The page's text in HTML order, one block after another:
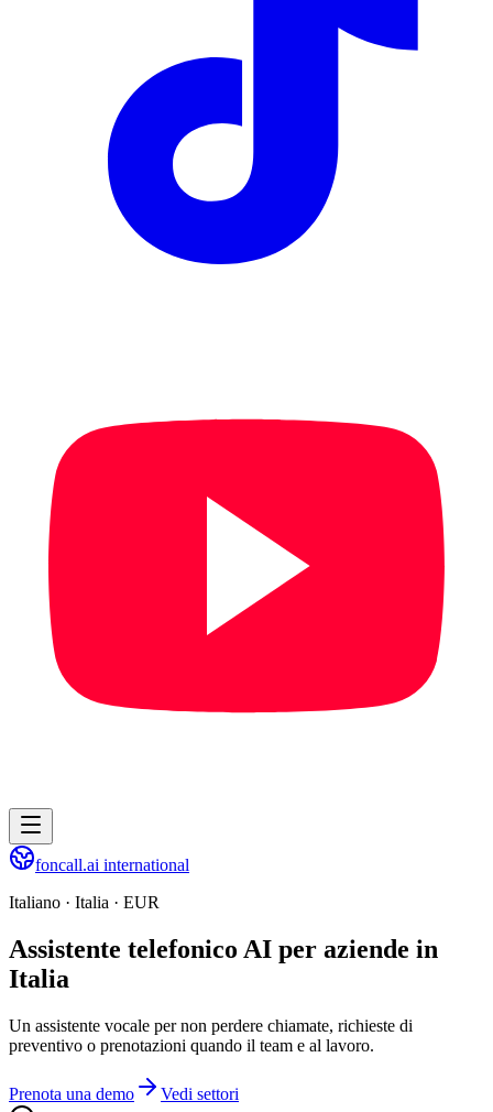
foncall.ai international
Italiano · Italia · EUR
Assistente telefonico AI per aziende in
Italia
Un assistente vocale per non perdere chiamate, richieste di
preventivo o prenotazioni quando il team e al lavoro.
Prenota una demo Vedi settori